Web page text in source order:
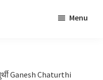
Menu
Ganesh Chaturthi